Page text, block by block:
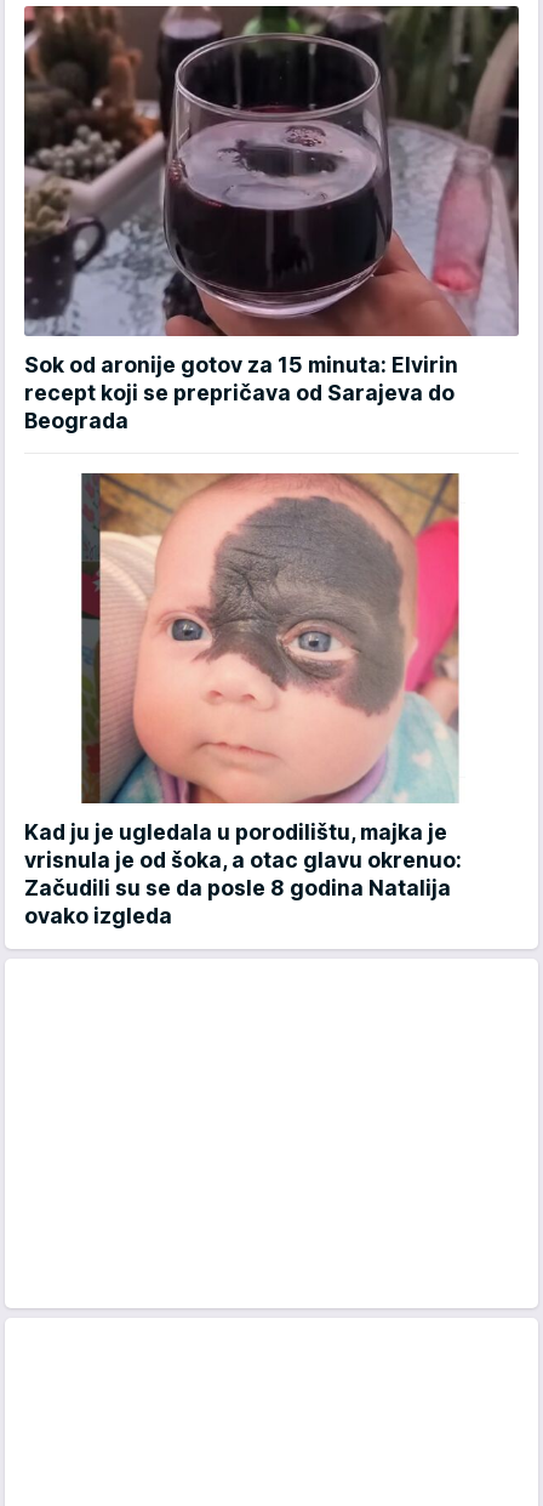
Sok od aronije gotov za 15 minuta: Elvirin
recept koji se prepričava od Sarajeva do
Beograda
Kad ju je ugledala u porodilištu, majka je
vrisnula je od šoka, a otac glavu okrenuo:
Začudili su se da posle 8 godina Natalija
ovako izgleda